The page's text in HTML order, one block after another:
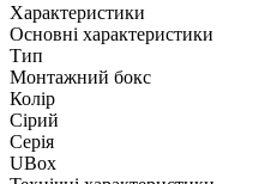
Характеристики
Основні характеристики
Тип
Монтажний бокс
Колір
Сірий
Серія
UBox